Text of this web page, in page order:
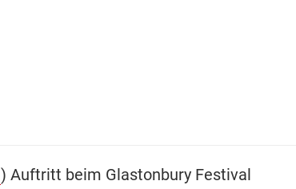
) Auftritt beim Glastonbury Festival